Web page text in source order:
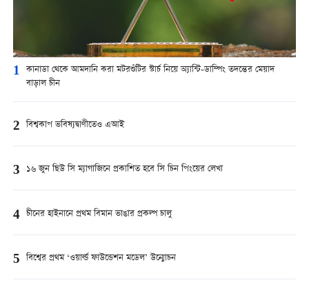
1 কানাডা থেকে আমদানি করা মটরশুঁটির স্টার্চ নিয়ে অ্যান্টি-ডাম্পিং তদন্তের মেয়াদ
বাড়াল চীন
2 বিশ্বকাপ ভবিষ্যদ্বাণীতেও এআই
3 ১৬ জুন ছিউ সি ম্যাগাজিনে প্রকাশিত হবে সি চিন পিংয়ের লেখা
4 চীনের হাইনানে প্রথম বিমান ভাঙার প্রকল্প চালু
5 বিশ্বের প্রথম ‘ওয়ার্ল্ড ফাউন্ডেশন মডেল’ উন্মোচন